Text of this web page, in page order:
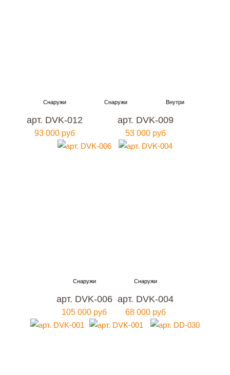
арт. DVK-012
93 000 руб
арт. DVK-009
53 000 руб
арт. DVK-006
105 000 руб
арт. DVK-004
68 000 руб